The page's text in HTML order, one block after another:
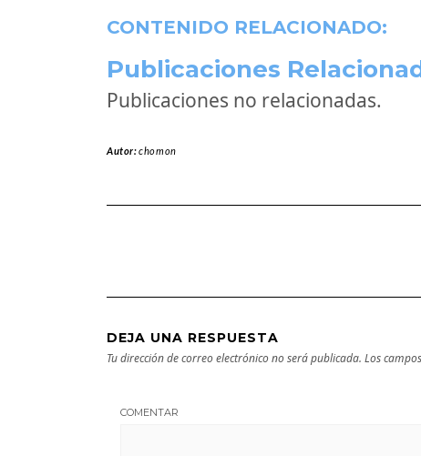
CONTENIDO RELACIONADO:
Publicaciones
Publicaciones no relacionadas.
Autor:chomon
DEJA UNA RESPUESTA
Tu dirección de correo electrónico no será publicada. Los
COMENTAR